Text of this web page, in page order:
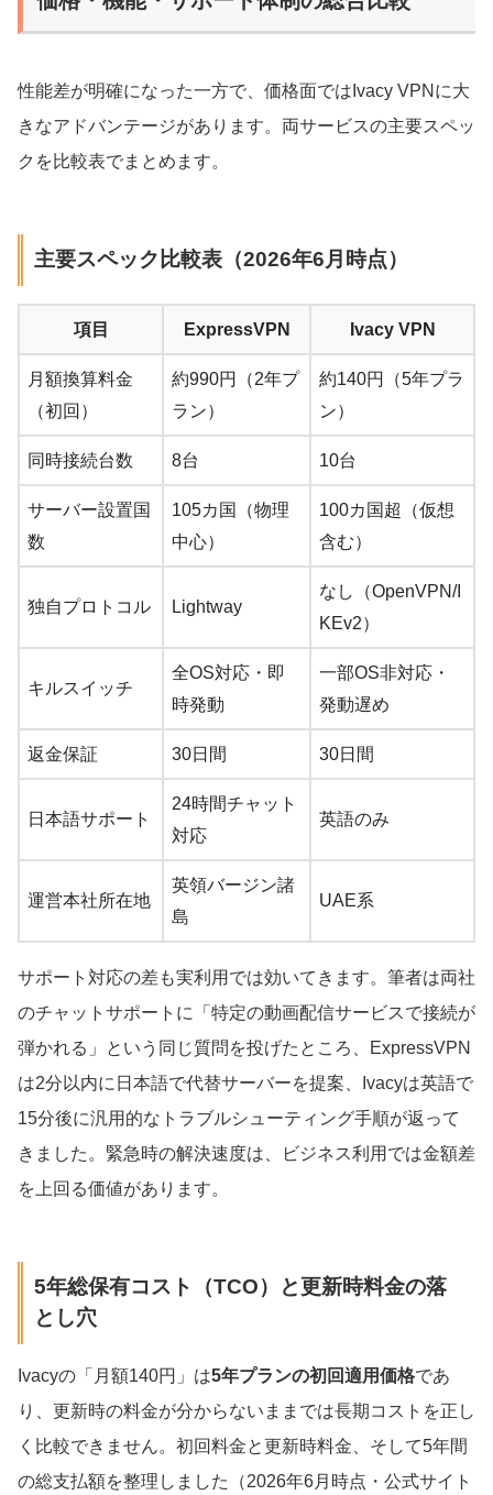
性能差が明確になった一方で、価格面ではIvacy VPNに大
きなアドバンテージがあります。両サービスの主要スペッ
クを比較表でまとめます。
主要スペック比較表（2026年6月時点）
項目 ExpressVPN Ivacy VPN
月額換算料金
（初回）
約990円（2年プ
ラン）
約140円（5年プラ
ン）
同時接続台数 8台 10台
サーバー設置国
数
105カ国（物理
中心）
100カ国超（仮想
含む）
独自プロトコル Lightway
なし（OpenVPN/I
KEv2）
キルスイッチ
全OS対応・即
時発動
一部OS非対応・
発動遅め
返金保証 30日間 30日間
日本語サポート
24時間チャット
対応
英語のみ
運営本社所在地
英領バージン諸
島
UAE系
サポート対応の差も実利用では効いてきます。筆者は両社
のチャットサポートに「特定の動画配信サービスで接続が
弾かれる」という同じ質問を投げたところ、ExpressVPN
は2分以内に日本語で代替サーバーを提案、Ivacyは英語で
15分後に汎用的なトラブルシューティング手順が返って
きました。緊急時の解決速度は、ビジネス利用では金額差
を上回る価値があります。
5年総保有コスト（TCO）と更新時料金の落
とし穴
Ivacyの「月額140円」は5年プランの初回適用価格であ
り、更新時の料金が分からないままでは長期コストを正し
く比較できません。初回料金と更新時料金、そして5年間
の総支払額を整理しました（2026年6月時点・公式サイト